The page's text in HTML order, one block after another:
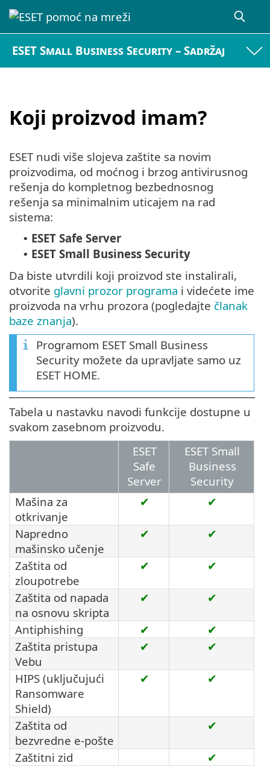
ESET Small Business Security – Sadržaj
Koji proizvod imam?
ESET nudi više slojeva zaštite sa novim
proizvodima, od moćnog i brzog antivirusnog
rešenja do kompletnog bezbednosnog
rešenja sa minimalnim uticajem na rad
sistema:
• ESET Safe Server
• ESET Small Business Security
Da biste utvrdili koji proizvod ste instalirali,
otvorite glavni prozor programa i videćete ime
proizvoda na vrhu prozora (pogledajte članak
baze znanja).
Programom ESET Small Business
Security možete da upravljate samo uz
ESET HOME.
Tabela u nastavku navodi funkcije dostupne u
svakom zasebnom proizvodu.
ESET
Safe
Server
ESET Small
Business
Security
Mašina za
otkrivanje
✔ ✔
Napredno
mašinsko učenje
✔ ✔
Zaštita od
zloupotrebe
✔ ✔
Zaštita od napada
na osnovu skripta
✔ ✔
Antiphishing ✔
✔
Zaštita pristupa
Vebu
✔ ✔
HIPS (uključujući
Ransomware
Shield)
✔ ✔
Zaštita od
bezvredne e-pošte
✔
Zaštitni zid
✔